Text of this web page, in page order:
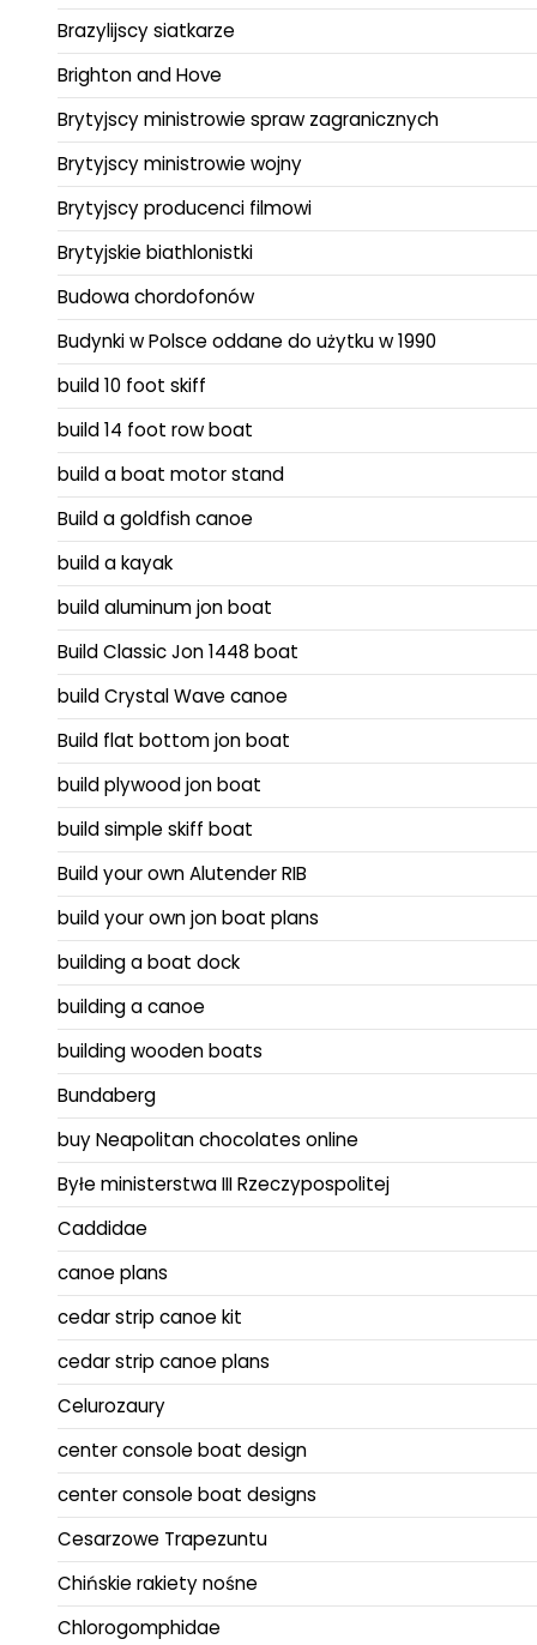
Brazylijscy siatkarze
Brighton and Hove
Brytyjscy ministrowie spraw zagranicznych
Brytyjscy ministrowie wojny
Brytyjscy producenci filmowi
Brytyjskie biathlonistki
Budowa chordofonów
Budynki w Polsce oddane do użytku w 1990
build 10 foot skiff
build 14 foot row boat
build a boat motor stand
Build a goldfish canoe
build a kayak
build aluminum jon boat
Build Classic Jon 1448 boat
build Crystal Wave canoe
Build flat bottom jon boat
build plywood jon boat
build simple skiff boat
Build your own Alutender RIB
build your own jon boat plans
building a boat dock
building a canoe
building wooden boats
Bundaberg
buy Neapolitan chocolates online
Byłe ministerstwa III Rzeczypospolitej
Caddidae
canoe plans
cedar strip canoe kit
cedar strip canoe plans
Celurozaury
center console boat design
center console boat designs
Cesarzowe Trapezuntu
Chińskie rakiety nośne
Chlorogomphidae